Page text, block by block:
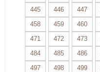
445
446 447
458
459 460
471
472 473
484
485 486
497
498 499